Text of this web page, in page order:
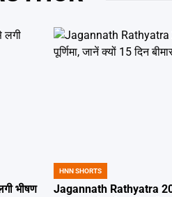
भीषण
POSTED
IN
HNN SHORTS
Jagannath Rathyatra